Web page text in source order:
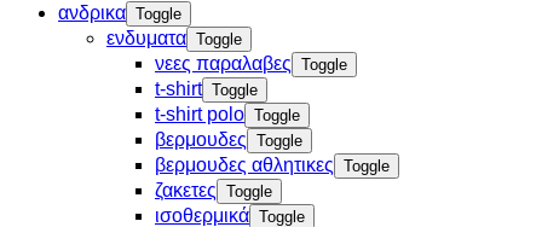
ανδρικα Toggle
ενδυματα Toggle
νεες παραλαβες Toggle
t-shirt Toggle
t-shirt polo Toggle
βερμουδες Toggle
βερμουδες αθλητικες Toggle
ζακετες Toggle
ισοθερμικά Toggle